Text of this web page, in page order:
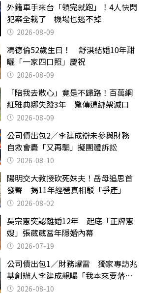
外籍車手來台「領完就跑」！4人快閃
犯案全栽了 機場也逃不掉
2026-08-09
馮德倫52歲生日！ 舒淇結婚10年甜
曬「一家四口照」慶祝
2026-08-09
「陪我去散心」竟是不歸路！百萬網
紅雅典娜失蹤3年 驚傳遭綁架滅口
2026-08-09
公司債出包2／李建成辯未參與財務
自救會轟「又再騙」擬團體訴訟
2026-08-10
陽明交大教授砍死妹夫！岳母追思首
發聲 揭11年經營真相駁「爭產」
2026-08-02
吳宗憲突認離婚12年 起底「正牌憲
嫂」張葳葳當年隱婚內幕
2026-07-19
公司債出包1／財務爆雷 獨家專訪兆
基創辦人李建成親曝「我本來要落
跑」2026-08-10